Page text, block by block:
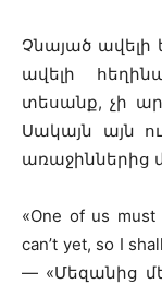
Չնայած
ավելի
տեսանք, չի
Սակայն այն
առաջիններից
«One of us must
can’t yet, so I
— «Մեզանից